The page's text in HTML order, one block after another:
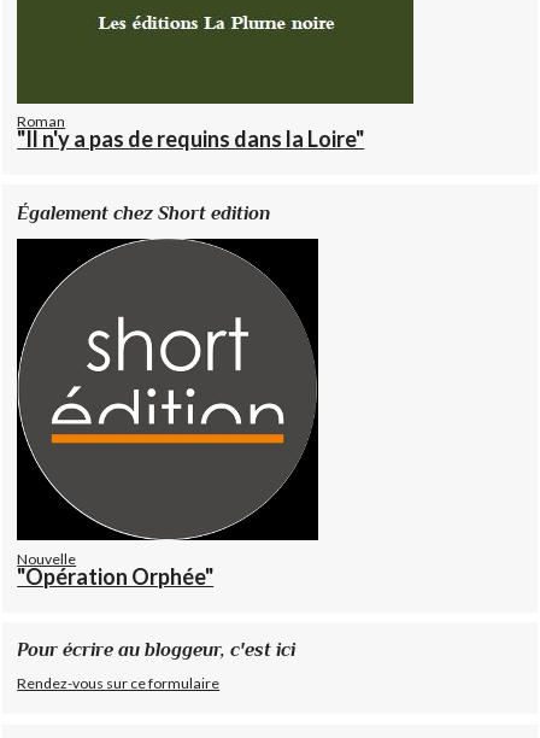
Roman
"Il n'y a pas de requins dans la Loire"
Également chez Short edition
Nouvelle
"Opération Orphée"
Pour écrire au bloggeur, c'est ici
Rendez-vous sur ce formulaire